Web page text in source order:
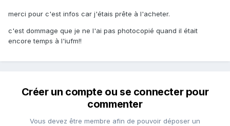
merci pour c'est infos car j'étais prête à l'acheter.
c'est dommage que je ne l'ai pas photocopié quand il était
encore temps à l'iufm!!
Créer un compte ou se connecter pour
commenter
Vous devez être membre afin de pouvoir déposer un